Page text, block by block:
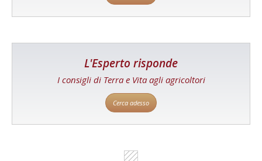
L'Esperto risponde
I consigli di Terra e Vita agli agricoltori
Cerca adesso